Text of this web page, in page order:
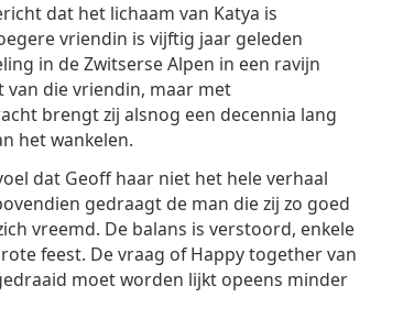
dat het lichaam van Katya is
vriendin is vijftig jaar geleden
in de Zwitserse Alpen in een ravijn
van die vriendin, maar met
brengt zij alsnog een decennia lang
het wankelen.
dat Geoff haar niet het hele verhaal
gedraagt de man die zij zo goed
vreemd. De balans is verstoord, enkele
feest. De vraag of Happy together van
moet worden lijkt opeens minder